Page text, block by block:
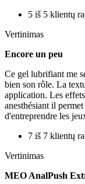
5 iš 5 klientų
Vertinimas
Encore un peu
Ce gel lubrifiant me
bien son rôle. La
application. Les
anesthésiant il
d'entreprendre les
7 iš 7 klientų
Vertinimas
MEO AnalPush